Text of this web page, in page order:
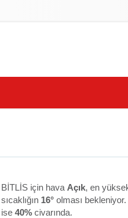
BİTLİS için hava Açık, en
sıcaklığın 16°olması
ise 40%civarında.